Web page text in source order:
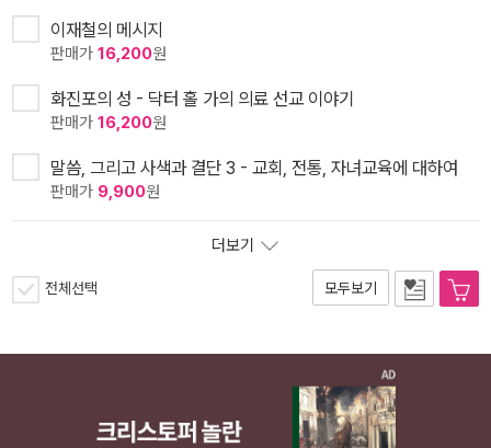
이재철의 메시지
판매가 16,200원
화진포의 성 - 닥터 홀 가의 의료 선교 이야기
판매가 16,200원
말씀, 그리고 사색과 결단 3 - 교회, 전통, 자녀교육에 대하여
판매가 9,900원
더보기
전체선택 모두보기